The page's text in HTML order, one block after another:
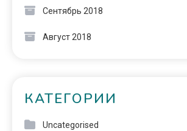
Сентябрь 2018
Август 2018
КАТЕГОРИИ
Uncategorised